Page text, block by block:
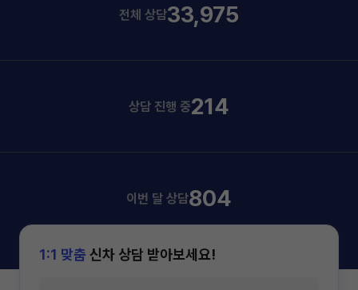
전체 상담33,975
상담 진행 중214
이번 달 상담804
1:1 맞춤 신차 상담 받아보세요!